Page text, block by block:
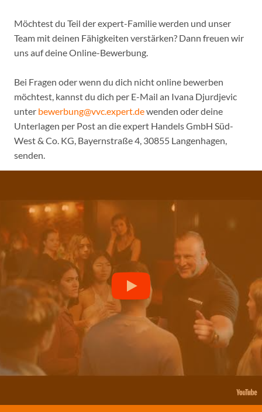
Möchtest du Teil der expert-Familie werden und unser
Team mit deinen Fähigkeiten verstärken? Dann freuen wir
uns auf deine Online-Bewerbung.
Bei Fragen oder wenn du dich nicht online bewerben
möchtest, kannst du dich per E-Mail an Ivana Djurdjevic
unter bewerbung@vvc.expert.dewenden oder deine
Unterlagen per Post an die expert Handels GmbH Süd-
West & Co. KG, Bayernstraße 4, 30855 Langenhagen,
senden.